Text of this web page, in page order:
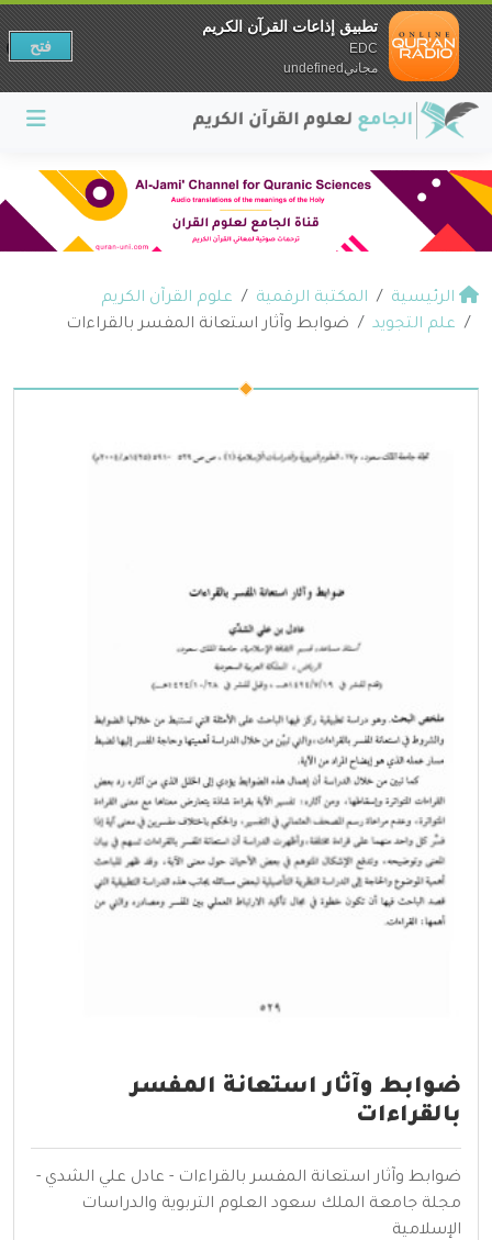
الرئيسية المكتبة الرقمية
علوم القرآن الكريم
علم التجويد
ضوابط وآثار استعانة المفسر بالقراءات
ضوابط وآثار استعانة المفسر
بالقراءات
ضوابط وآثار استعانة المفسر بالقراءات - عادل علي الشدي -
مجلة جامعة الملك سعود العلوم التربوية والدراسات
الإسلامية
تطبيق إذاعات القرآن الكريم
EDC
مجانيundefined
فتح